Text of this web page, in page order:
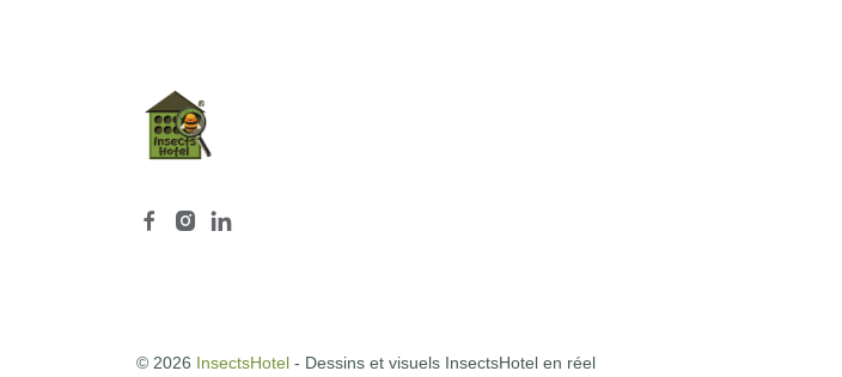
© 2026 InsectsHotel - Dessins et visuels InsectsHotel en réel